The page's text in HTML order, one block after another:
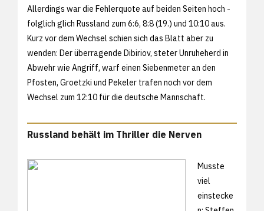
Allerdings war die Fehlerquote auf beiden Seiten hoch -
folglich glich Russland zum 6:6, 8:8 (19.) und 10:10 aus.
Kurz vor dem Wechsel schien sich das Blatt aber zu
wenden: Der überragende Dibiriov, steter Unruheherd in
Abwehr wie Angriff, warf einen Siebenmeter an den
Pfosten, Groetzki und Pekeler trafen noch vor dem
Wechsel zum 12:10 für die deutsche Mannschaft.
Russland behält im Thriller die Nerven
Musste
viel
einstecke